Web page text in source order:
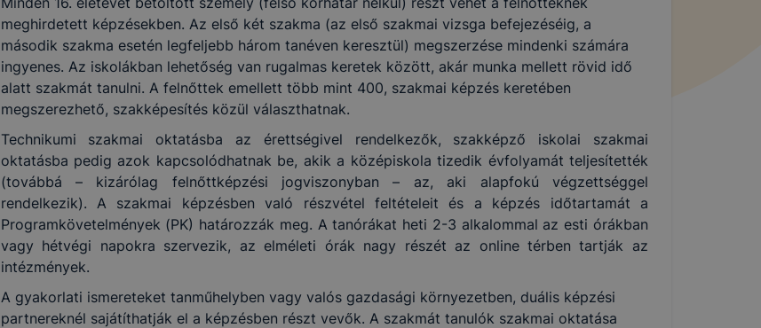
meghirdetett képzésekben. Az első két szakma (az első szakmai vizsga befejezéséig, a
második szakma esetén legfeljebb három tanéven keresztül) megszerzése mindenki számára
ingyenes. Az iskolákban lehetőség van rugalmas keretek között, akár munka mellett rövid idő
alatt szakmát tanulni. A felnőttek emellett több mint 400, szakmai képzés keretében
megszerezhető, szakképesítés közül választhatnak.
Technikumi szakmai oktatásba az érettségivel rendelkezők, szakképző iskolai szakmai
oktatásba pedig azok kapcsolódhatnak be, akik a középiskola tizedik évfolyamát teljesítették
(továbbá – kizárólag felnőttképzési jogviszonyban – az, aki alapfokú végzettséggel
rendelkezik). A szakmai képzésben való részvétel feltételeit és a képzés időtartamát a
Programkövetelmények (PK) határozzák meg. A tanórákat heti 2-3 alkalommal az esti órákban
vagy hétvégi napokra szervezik, az elméleti órák nagy részét az online térben tartják az
intézmények.
A gyakorlati ismereteket tanműhelyben vagy valós gazdasági környezetben, duális képzési
partnereknél sajátíthatják el a képzésben részt vevők. A szakmát tanulók szakmai oktatása